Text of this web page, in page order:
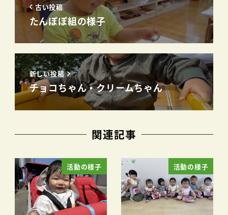
古い投稿
たんぽぽ組の様子
新しい投稿
チョコちゃん・クリームちゃん
関連記事
活動の様子 活動の様子